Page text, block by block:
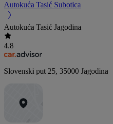
Autokuća Tasić Subotica
Autokuća Tasić Jagodina
4.8
Slovenski put 25, 35000 Jagodina